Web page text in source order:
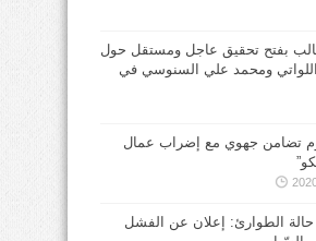
بفتح تحقيق عاجل ومستقل حول
ومحمد علي السنوسي في
تضامن جهوي مع إضراب عمال
حالة الطوارئ: إعلان عن الفشل